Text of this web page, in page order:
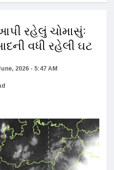
રહેલું ચોમાસુંઃ
વધી રહેલી ઘટ
2026 - 5:47 AM